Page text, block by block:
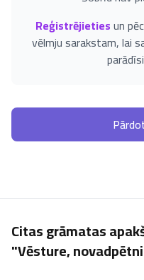
Reģistrējietiesun
vēlmju sarakstam, lai
Citas grāmatas
"Vēsture,